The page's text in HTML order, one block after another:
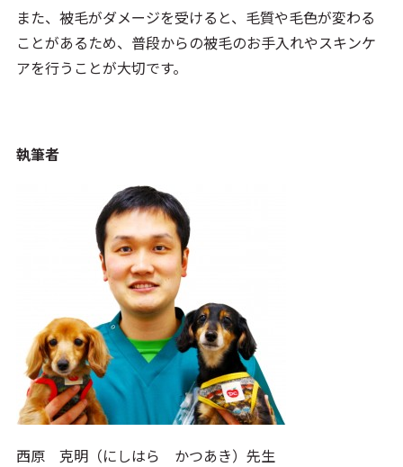
また、被毛がダメージを受けると、毛質や毛色が変わる
ことがあるため、普段からの被毛のお手入れやスキンケ
アを行うことが大切です。
執筆者
西原 克明（にしはら かつあき）先生